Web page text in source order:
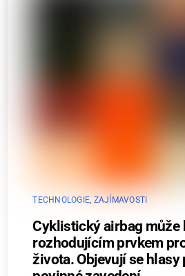
TECHNOLOGIE, ZAJÍMAVOSTI
Cyklistický airbag může
rozhodujícím prvkem
života. Objevují se hlasy